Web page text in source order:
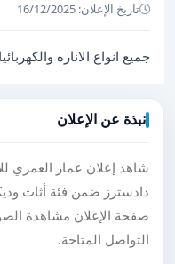
تاريخ الإعلان: 16/12/2025
جميع انواع الاناره
نبذة عن الإعلان
شاهد إعلان عمار العمري
دادسترز ضمن فئة أثاث
صفحة الإعلان مشاهدة
التواصل المتاحة.